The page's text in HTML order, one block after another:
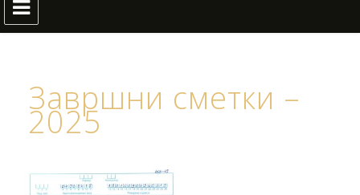
Завршни сметки –
2025